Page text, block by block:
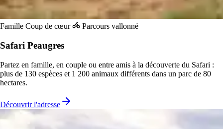
Famille Coup de cœur Parcours vallonné
Safari Peaugres
Partez en famille, en couple ou entre amis à la découverte du Safari :
plus de 130 espèces et 1 200 animaux différents dans un parc de 80
hectares.
Découvrir l'adresse